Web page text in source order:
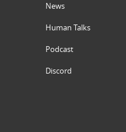
News
Human Talks
Podcast
Discord